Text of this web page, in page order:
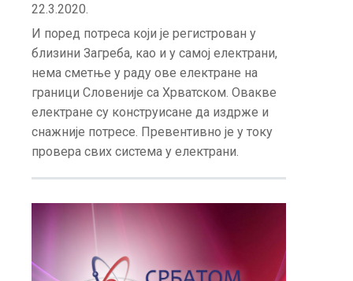
22.3.2020.
И поред потреса који је регистрован у
близини Загреба, као и у самој електрани,
нема сметње у раду ове електране на
граници Словеније са Хрватском. Овакве
електране су конструисане да издрже и
снажније потресе. Превентивно је у току
провера свих система у електрани.